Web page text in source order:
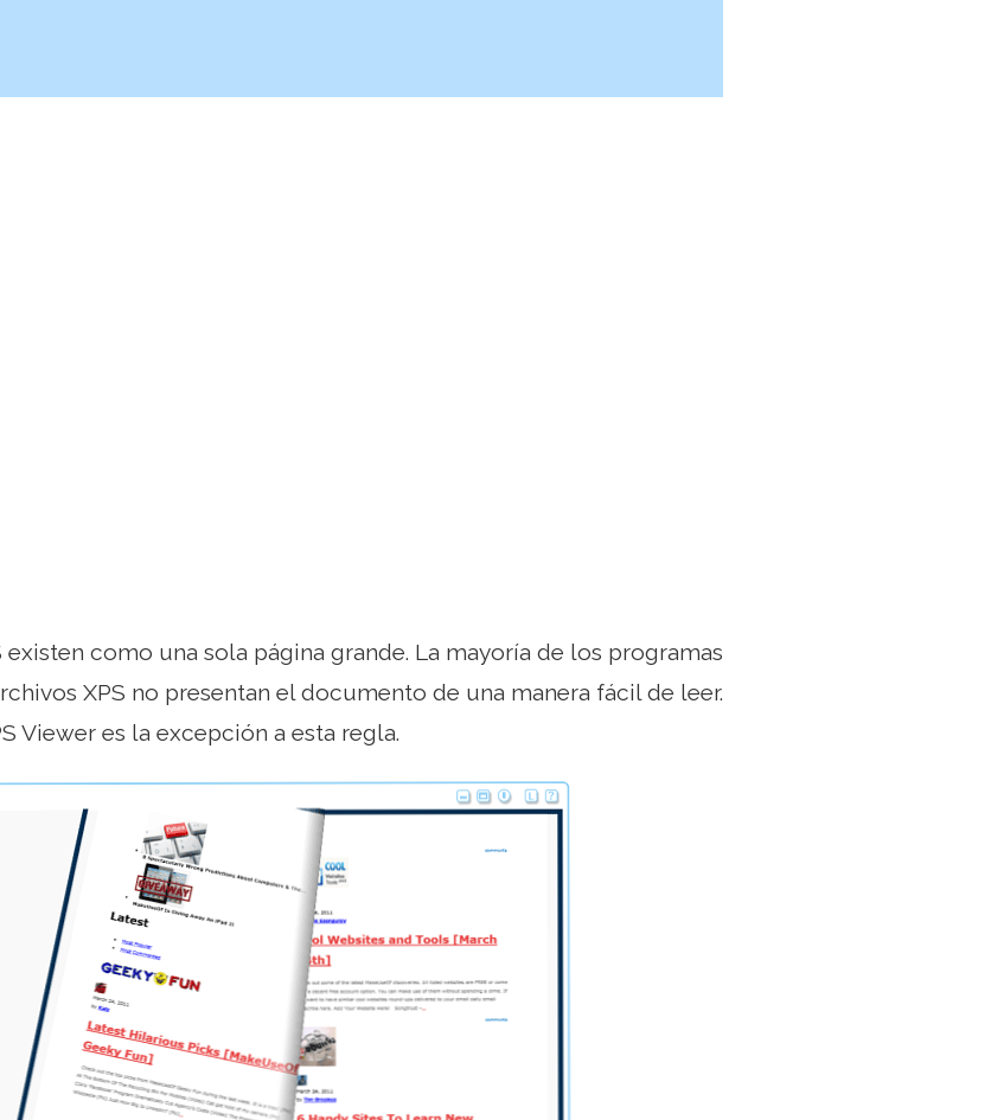
como una sola página grande. La mayoría de los programas
XPS no presentan el documento de una manera fácil de leer.
Viewer es la excepción a esta regla.